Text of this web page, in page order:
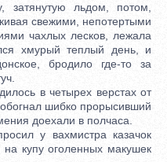
льдом, потом,
свежими, непотертыми
чахлых лесков, лежала
хмурый теплый день, и
бродило где-то за
в четырех верстах от
шибко прорысивший
доехали в полчаса.
у вахмистра казачок
на купу оголенных макушек